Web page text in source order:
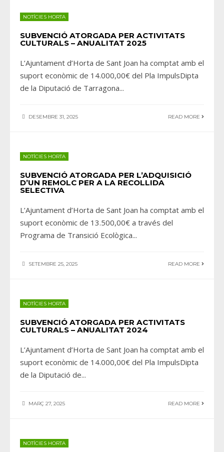
NOTÍCIES HORTA
SUBVENCIÓ ATORGADA PER ACTIVITATS
CULTURALS – ANUALITAT 2025
L’Ajuntament d’Horta de Sant Joan ha comptat amb el
suport econòmic de 14.000,00€ del Pla ImpulsDipta
de la Diputació de Tarragona...
DESEMBRE 31, 2025 READ MORE
NOTÍCIES HORTA
SUBVENCIÓ ATORGADA PER L’ADQUISICIÓ
D’UN REMOLC PER A LA RECOLLIDA
SELECTIVA
L’Ajuntament d’Horta de Sant Joan ha comptat amb el
suport econòmic de 13.500,00€ a través del
Programa de Transició Ecològica...
SETEMBRE 25, 2025 READ MORE
NOTÍCIES HORTA
SUBVENCIÓ ATORGADA PER ACTIVITATS
CULTURALS – ANUALITAT 2024
L’Ajuntament d’Horta de Sant Joan ha comptat amb el
suport econòmic de 14.000,00€ del Pla ImpulsDipta
de la Diputació de...
MARÇ 27, 2025 READ MORE
NOTÍCIES HORTA